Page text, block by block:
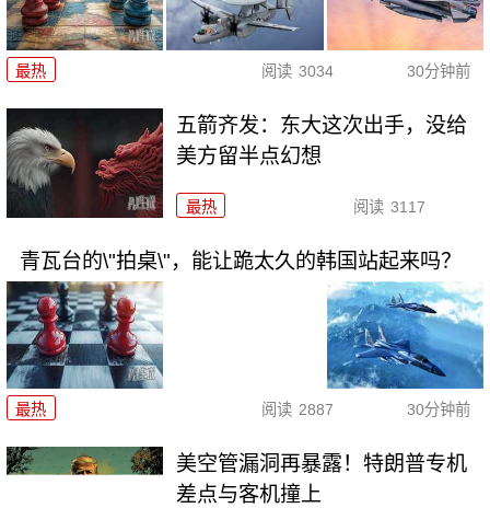
最热 阅读 3034 30分钟前
五箭齐发：东大这次出手，没给
美方留半点幻想
最热 阅读 3117
青瓦台的\"拍桌\"，能让跪太久的韩国站起来吗？
最热 阅读 2887 30分钟前
美空管漏洞再暴露！特朗普专机
差点与客机撞上